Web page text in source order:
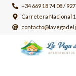
+34 669 18 74 08 /
Carretera Nacional